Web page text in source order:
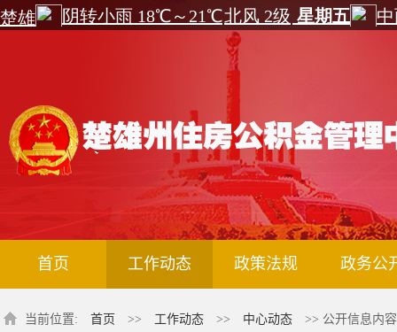
首页 工作动态 政策法规 政务公
当前位置: 首页 >> 工作动态 >> 中心动态 >> 公开信息内容